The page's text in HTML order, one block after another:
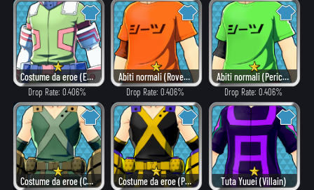
Costume da eroe (Elegante)
Drop Rate: 0.406%
Abiti normali (Rovente)
Drop Rate: 0.406%
Abiti normali (Pericoloso)
Drop Rate: 0.406%
Costume da eroe (Combattimento) Costume da eroe (Pericoloso) Tuta Yuuei (Villain)